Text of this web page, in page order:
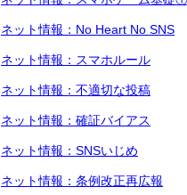
ネット情報：No Heart No SNS
ネット情報：スマホルール
ネット情報：不適切な投稿
ネット情報：確証バイアス
ネット情報：SNSいじめ
ネット情報：条例改正再広報